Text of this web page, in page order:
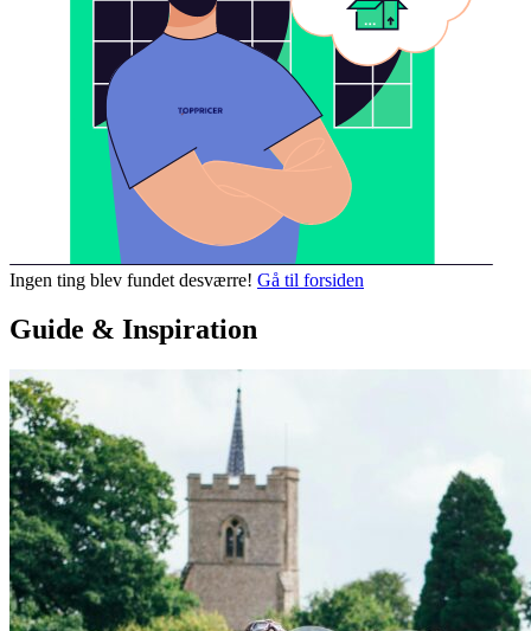
Ingen ting blev fundet desværre! Gå til forsiden
Guide & Inspiration